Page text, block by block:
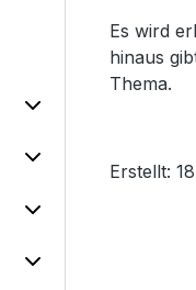
Es wird
hinaus
Thema.
Erstellt: